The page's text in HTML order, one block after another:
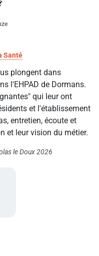
Santé
plongent dans
l'EHPAD de Dormans.
qui leur ont
et l'établissement
entretien, écoute et
et leur vision du métier.
le Doux 2026